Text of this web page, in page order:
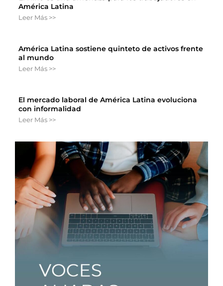
América Latina
Leer Más >>
América Latina sostiene quinteto de activos frente
al mundo
Leer Más >>
El mercado laboral de América Latina evoluciona
con informalidad
Leer Más >>